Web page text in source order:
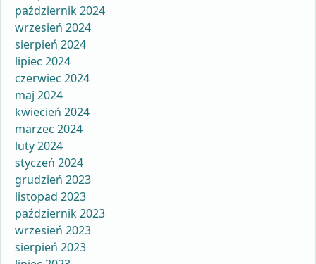
październik 2024
wrzesień 2024
sierpień 2024
lipiec 2024
czerwiec 2024
maj 2024
kwiecień 2024
marzec 2024
luty 2024
styczeń 2024
grudzień 2023
listopad 2023
październik 2023
wrzesień 2023
sierpień 2023